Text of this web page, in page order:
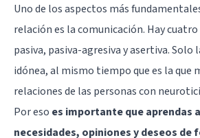
Uno de los aspectos más
relación es la comunicación. Hay
pasiva, pasiva-agresiva y asertiva. Solo
idónea, al mismo tiempo que es la que
relaciones de las personas con
Por eso es importante que aprendas
necesidades, opiniones y deseos de